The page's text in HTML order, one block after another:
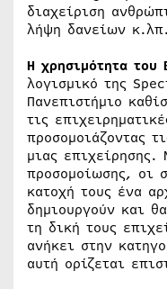
διαχείριση
λήψη δανείων κ.λπ.
Η χρησιμότητα του
λογισμικό της
Πανεπιστήμιο
τις
προσομοιάζοντας
μιας επιχείρησης.
προσομοίωσης, οι
κατοχή τους ένα
δημιουργούν και
τη δική τους
ανήκει στην
αυτή ορίζεται